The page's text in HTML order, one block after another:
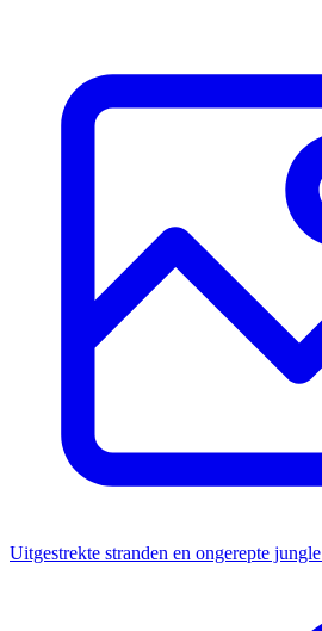
Uitgestrekte stranden en ongerepte jungle